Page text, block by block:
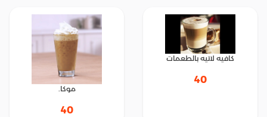
كافيه لاتيه بالطعمات
40
موكا.
40